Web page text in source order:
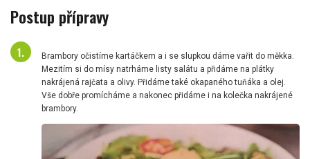
Postup přípravy
Brambory očistíme kartáčkem a i se slupkou dáme vařit do měkka.
Mezitím si do mísy natrháme listy salátu a přidáme na plátky
nakrájená rajčata a olivy. Přidáme také okapaného tuňáka a olej.
Vše dobře promícháme a nakonec přidáme i na kolečka nakrájené
brambory.